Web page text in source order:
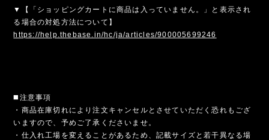
▼【「ショッピングカートに商品は入っていません。」と表示され
る場合の対処方法について】
https://help.thebase.in/hc/ja/articles/900005699246
◼️注意事項
・商品在庫切れにより注文キャンセルとさせていただく恐れもござ
いますので、予めご了承くださいませ。
・仕入れ工場を変えることがあるため、記載サイズと若干異なる場